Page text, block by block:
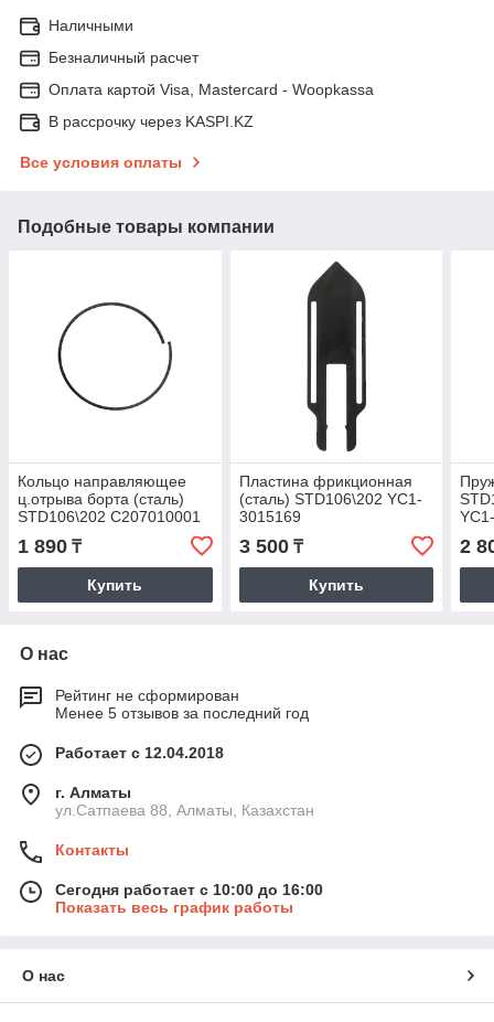
Наличными
Безналичный расчет
Оплата картой Visa, Mastercard - Woopkassa
В рассрочку через KASPI.KZ
Все условия оплаты
Подобные товары компании
Кольцо направляющее
ц.отрыва борта (сталь)
STD106\202 C207010001
1 890 ₸
Купить
Пластина фрикционная
(сталь) STD106\202 YC1-
3015169
3 500₸
Купить
2
О нас
Рейтинг не сформирован
Менее 5 отзывов за последний год
Работает с 12.04.2018
г. Алматы
ул.Сатпаева 88, Алматы, Казахстан
Контакты
Сегодня работает с 10:00 до 16:00
Показать весь график работы
О нас